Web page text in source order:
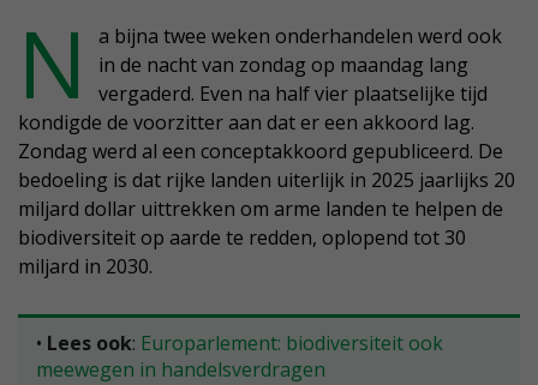
N
a bijna twee weken onderhandelen werd ook
in de nacht van zondag op maandag lang
vergaderd. Even na half vier plaatselijke tijd
kondigde de voorzitter aan dat er een akkoord lag.
Zondag werd al een conceptakkoord gepubliceerd. De
bedoeling is dat rijke landen uiterlijk in 2025 jaarlijks 20
miljard dollar uittrekken om arme landen te helpen de
biodiversiteit op aarde te redden, oplopend tot 30
miljard in 2030.
• Lees ook: Europarlement: biodiversiteit ook
meewegen in handelsverdragen